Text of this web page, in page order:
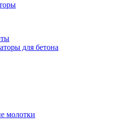
для бетона
молотки